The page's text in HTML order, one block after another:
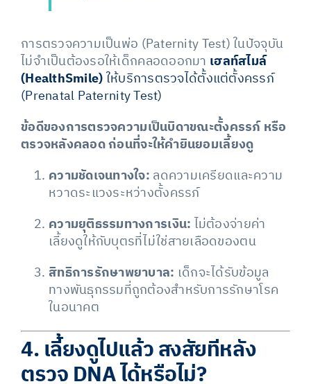
การตรวจความเป็นพ่อ (Paternity Test) ในปัจจุบัน
ไม่จำเป็นต้องรอให้เด็กคลอดออกมา เฮลท์สไมล์
(HealthSmile)ให้บริการตรวจได้ตั้งแต่ตั้งครรภ์
(Prenatal Paternity Test)
ข้อดีของการตรวจความเป็นบิดาขณะตั้งครรภ์ หรือ
ตรวจหลังคลอด ก่อนที่จะให้คำยินยอมเลี้ยงดู
ความชัดเจนทางใจ: ลดความเครียดและความ
หวาดระแวงระหว่างตั้งครรภ์
ความยุติธรรมทางการเงิน: ไม่ต้องจ่ายค่า
เลี้ยงดูให้กับบุตรที่ไม่ใช่สายเลือดของตน
สิทธิการรักษาพยาบาล: เด็กจะได้รับข้อมูล
ทางพันธุกรรมที่ถูกต้องสำหรับการรักษาโรค
ในอนาคต
4. เลี้ยงดูไปแล้ว สงสัยทีหลัง
ตรวจ DNA ได้หรือไม่?